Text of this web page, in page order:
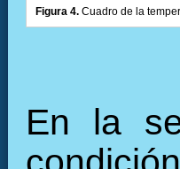
Figura 4. Cuadro de la
En la